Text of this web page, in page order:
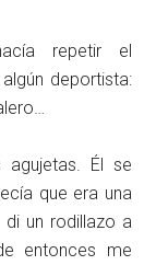
repetir el
deportista:
Él se
que era una
di un rodillazo a
entonces me